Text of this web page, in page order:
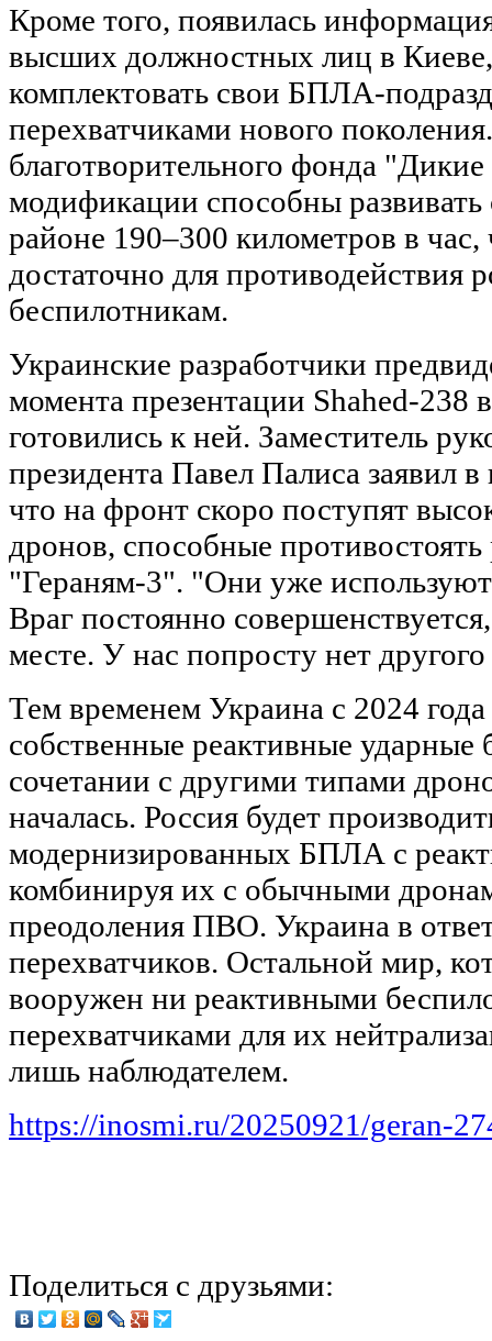
Кроме того, появилась
высших должностных лиц в
комплектовать свои БПЛА-
перехватчиками нового
благотворительного фонда
модификации способны развивать
районе 190–300 километров в час,
достаточно для противодействия
беспилотникам.
Украинские разработчики
момента презентации Shahed-238
готовились к ней. Заместитель
президента Павел Палиса заявил
что на фронт скоро поступят
дронов, способные
"Гераням-3". "Они уже
Враг постоянно
месте. У нас попросту нет
Тем временем Украина с 2024 года
собственные реактивные ударные
сочетании с другими типами
началась. Россия будет
модернизированных БПЛА с
комбинируя их с обычными
преодоления ПВО. Украина в
перехватчиков. Остальной мир,
вооружен ни реактивными
перехватчиками для их
лишь наблюдателем.
https://inosmi.ru/20250921/geran-
Поделиться с друзьями: